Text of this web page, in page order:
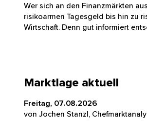
Einstellungen
Wer sich an den Finanzmärkten
– vom risikoarmen Tagesgeld
uns am Puls der Wirtschaft.
Marktlage aktuell
Freitag, 07.08.2026
von Jochen Stanzl,